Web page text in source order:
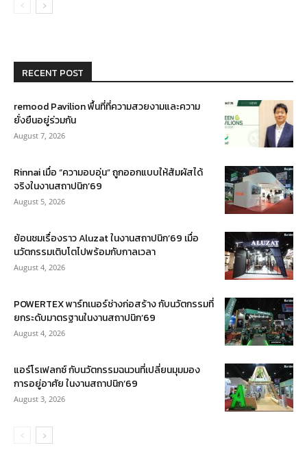
RECENT POST
remood Pavilion พื้นที่ที่ความสวยงามและความ
ยั่งยืนอยู่ร่วมกัน
August 7, 2026
Rinnai เมื่อ “ความอบอุ่น” ถูกออกแบบให้สัมผัสได้
จริงในงานสถาปนิก’69
August 5, 2026
ย้อนชมเรื่องราว Aluzat ในงานสถาปนิก’69 เมื่อ
นวัตกรรมเติบโตไปพร้อมกับกาลเวลา
August 4, 2026
POWERTEX พาร์ทเนอร์ช่างก่อสร้าง กับนวัตกรรมที่
ยกระดับมาตรฐานในงานสถาปนิก’69
August 4, 2026
แอร์โรเฟลกซ์ กับนวัตกรรมฉนวนที่เปลี่ยนมุมมอง
การอยู่อาศัย ในงานสถาปนิก’69
August 3, 2026